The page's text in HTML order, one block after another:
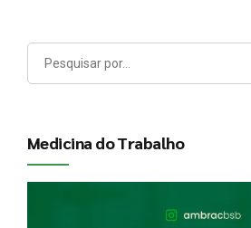
Medicina do Trabalho